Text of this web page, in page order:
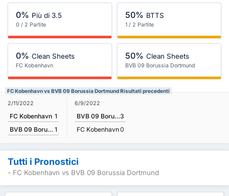
0% Più di 3.5
0 / 2 Partite
50% BTTS
1 / 2 Partite
0% Clean Sheets
FC Kobenhavn
50% Clean Sheets
BVB 09 Borussia Dortmund
FC Kobenhavn vs BVB 09 Borussia Dortmund Risultati precedenti
2/11/2022
FC Kobenhavn 1
BVB 09 Borussia Dortmund 1
6/9/2022
BVB 09 Borussia Dortmund3
FC Kobenhavn0
Tutti i Pronostici
- FC Kobenhavn vs BVB 09 Borussia Dortmund